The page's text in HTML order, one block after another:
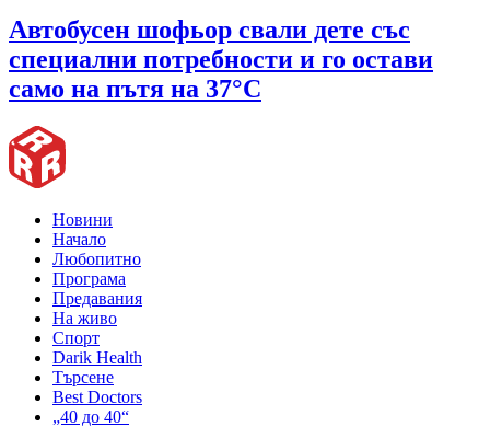
Автобусен шофьор свали дете със
специални потребности и го остави
само на пътя на 37°C
Новини
Начало
Любопитно
Програма
Предавания
На живо
Спорт
Darik Health
Търсене
Best Doctors
„40 до 40“